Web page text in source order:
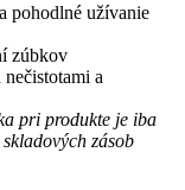
pohodlné užívanie
zúbkov
a
pri produkte je iba
zásob